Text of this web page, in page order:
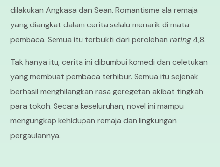
dilakukan Angkasa dan Sean. Romantisme ala remaja
yang diangkat dalam cerita selalu menarik di mata
pembaca. Semua itu terbukti dari perolehanrating 4,8.
Tak hanya itu, cerita ini dibumbui komedi dan celetukan
yang membuat pembaca terhibur. Semua itu sejenak
berhasil menghilangkan rasa geregetan akibat tingkah
para tokoh. Secara keseluruhan, novel ini mampu
mengungkap kehidupan remaja dan lingkungan
pergaulannya.